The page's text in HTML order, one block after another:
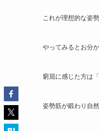
これが理想的な姿勢
やってみるとお分
窮屈に感じた方は
姿勢筋が鍛わり自